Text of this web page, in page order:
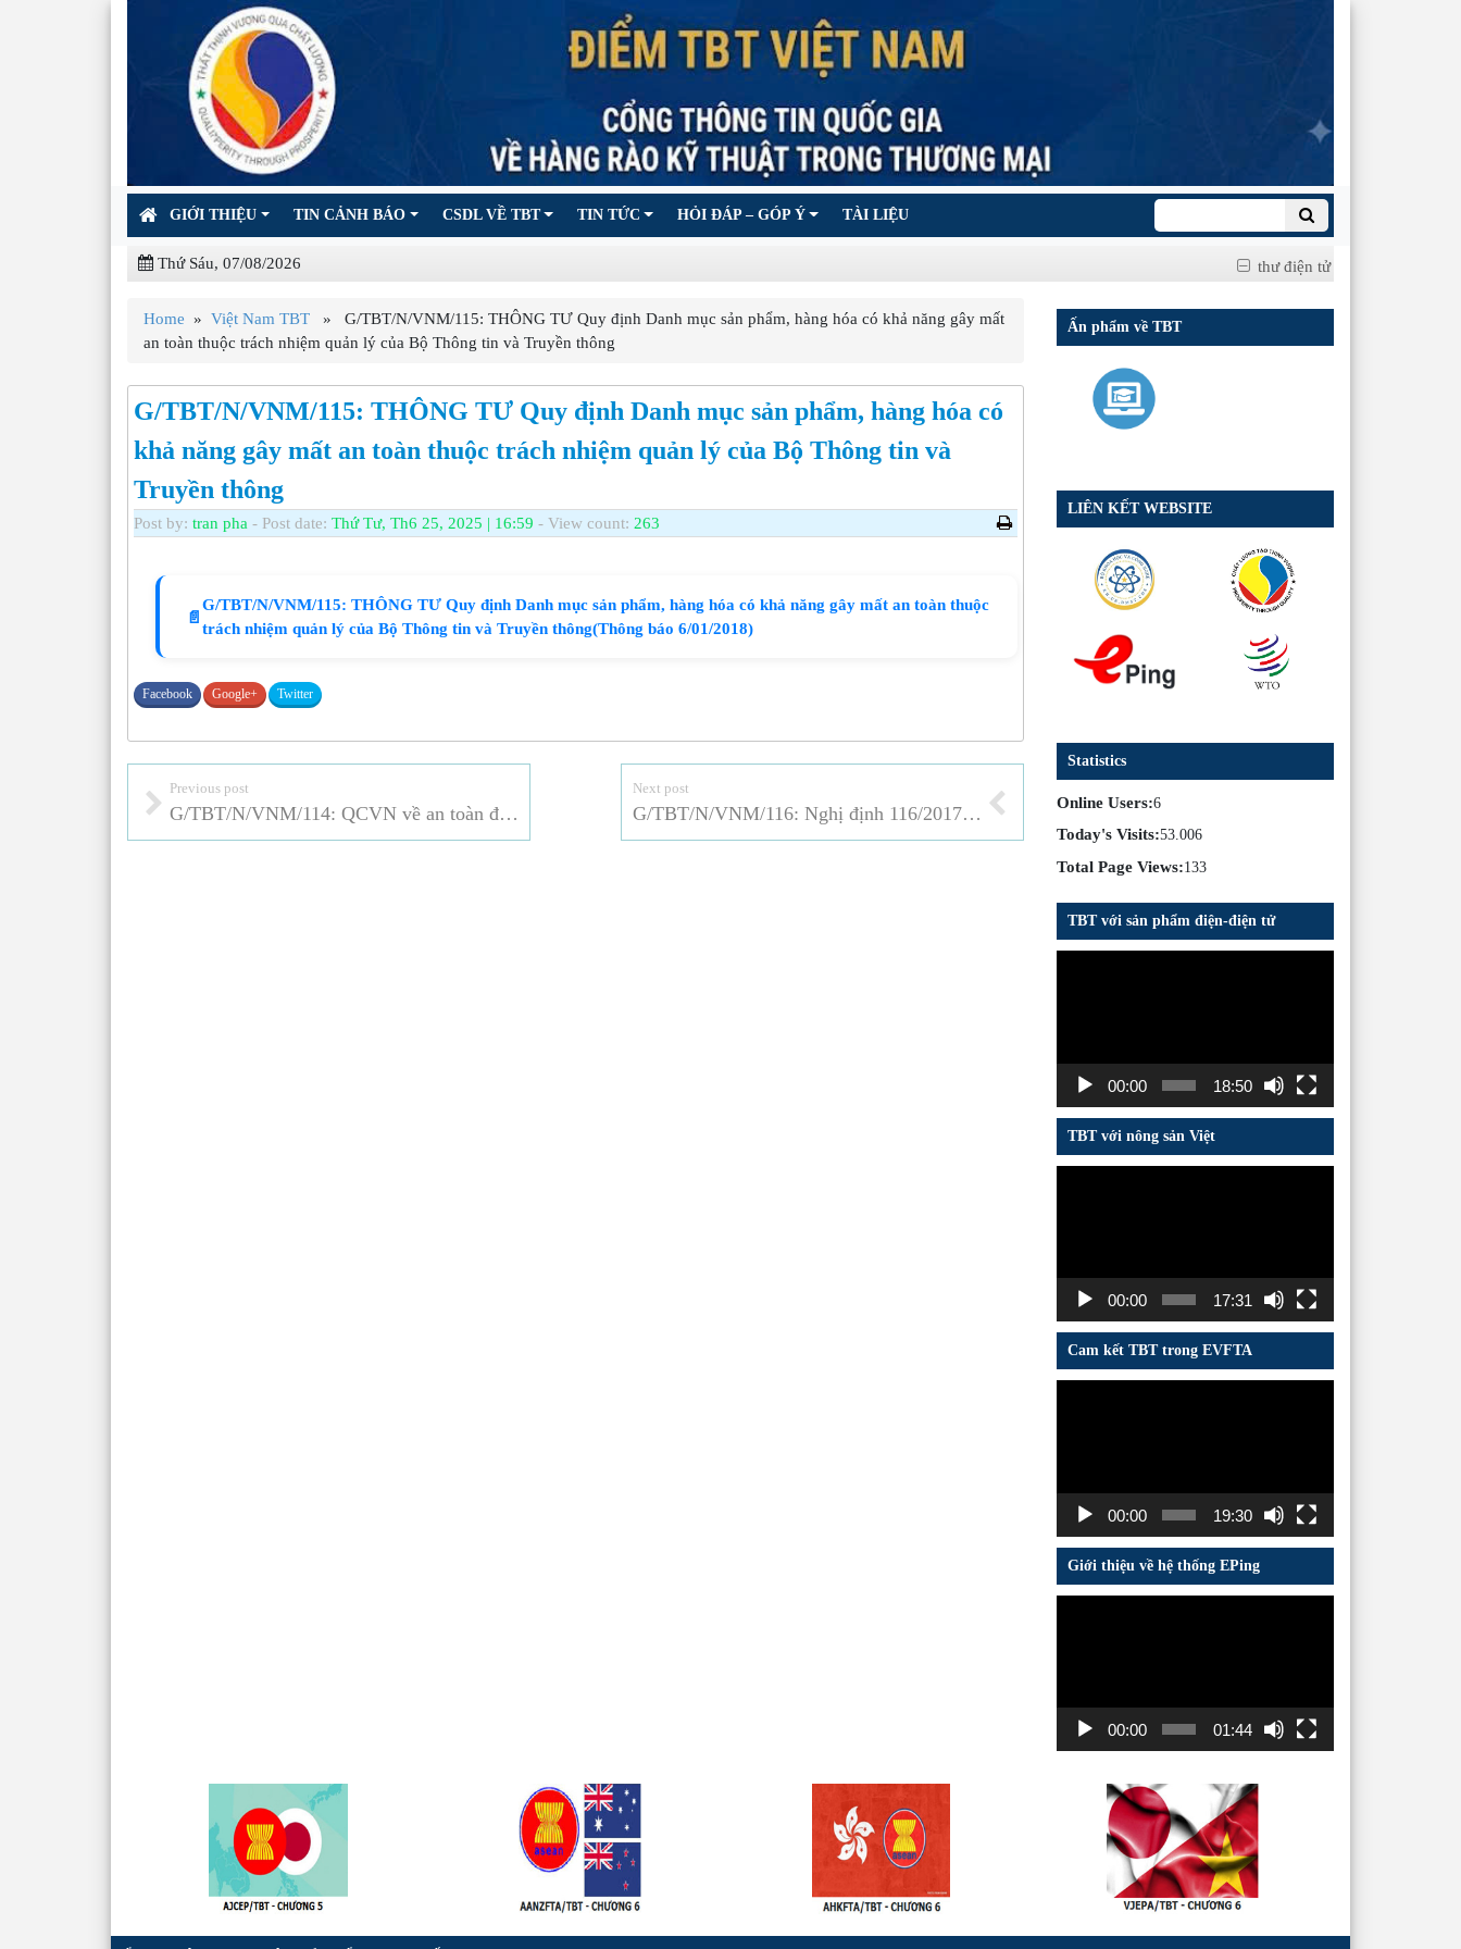
GIỚI THIỆU TIN CẢNH BÁO CSDL VỀ TBT TIN TỨC HỎI ĐÁP – GÓP Ý TÀI LIỆU
Thứ Sáu, 07/08/2026 thư điện tử
Home » Việt Nam TBT » G/TBT/N/VNM/115: THÔNG TƯ Quy định Danh mục sản phẩm, hàng hóa có khả năng gây mất
an toàn thuộc trách nhiệm quản lý của Bộ Thông tin và Truyền thông
G/TBT/N/VNM/115: THÔNG TƯ Quy định Danh mục sản phẩm, hàng hóa có
khả năng gây mất an toàn thuộc trách nhiệm quản lý của Bộ Thông tin và
Truyền thông
Post by: tran pha - Post date: Thứ Tư, Th6 25, 2025 | 16:59 - View count: 263
📄
G/TBT/N/VNM/115: THÔNG TƯ Quy định Danh mục sản phẩm, hàng hóa có khả năng gây mất an toàn thuộc
trách nhiệm quản lý của Bộ Thông tin và Truyền thông(Thông báo 6/01/2018)
Facebook Google+ Twitter
Previous post
G/TBT/N/VNM/114: QCVN về an toàn đồ chơi trẻ em
Next post
G/TBT/N/VNM/116: Nghị định 116/2017/NĐ-CP
Ấn phẩm về TBT
LIÊN KẾT WEBSITE
Statistics
Online Users:6
Today's Visits:53.006
Total Page Views:133
TBT với sản phẩm điện-điện tử
00:00 18:50
TBT với nông sản Việt
00:00 17:31
Cam kết TBT trong EVFTA
00:00 19:30
Giới thiệu về hệ thống EPing
00:00 01:44